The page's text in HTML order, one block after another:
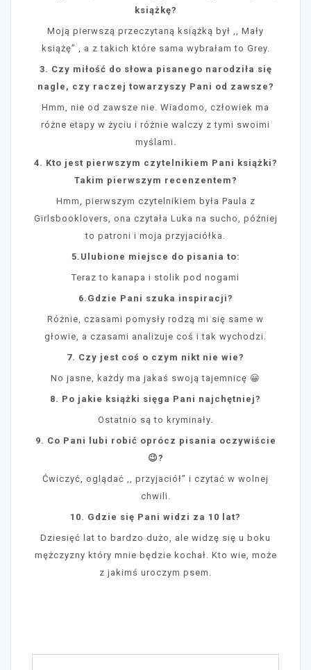
książkę?
Moją pierwszą przeczytaną książką był ,, Mały
książę” , a z takich które sama wybrałam to Grey.
3. Czy miłość do słowa pisanego narodziła się
nagle, czy raczej towarzyszy Pani od zawsze?
Hmm, nie od zawsze nie. Wiadomo, człowiek ma
różne etapy w życiu i różnie walczy z tymi swoimi
myślami.
4. Kto jest pierwszym czytelnikiem Pani książki?
Takim pierwszym recenzentem?
Hmm, pierwszym czytelnikiem była Paula z
Girlsbooklovers, ona czytała Luka na sucho, później
to patroni i moja przyjaciółka.
5.Ulubione miejsce do pisania to:
Teraz to kanapa i stolik pod nogami
6.Gdzie Pani szuka inspiracji?
Różnie, czasami pomysły rodzą mi się same w
głowie, a czasami analizuje coś i tak wychodzi.
7. Czy jest coś o czym nikt nie wie?
No jasne, każdy ma jakaś swoją tajemnicę 😀
8. Po jakie książki sięga Pani najchętniej?
Ostatnio są to kryminały.
9. Co Pani lubi robić oprócz pisania oczywiście
😉?
Ćwiczyć, oglądać ,, przyjaciół” i czytać w wolnej
chwili.
10. Gdzie się Pani widzi za 10 lat?
Dziesięć lat to bardzo dużo, ale widzę się u boku
mężczyzny który mnie będzie kochał. Kto wie, może
z jakimś uroczym psem.